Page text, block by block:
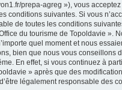
prepa-agreg »), vous acceptez
conditions suivantes. Si vous
de toutes les conditions
du tourisme de Topoldavie ».
quel moment et nous
bien que nous vous conseillons
En effet, si vous continuez à
» après que des
légalement responsable des